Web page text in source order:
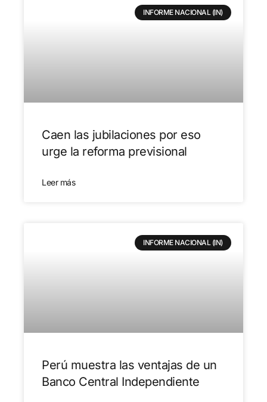
INFORME NACIONAL (IN)
Caen las jubilaciones por eso
urge la reforma previsional
Leer más
INFORME NACIONAL (IN)
Perú muestra las ventajas de un
Banco Central Independiente